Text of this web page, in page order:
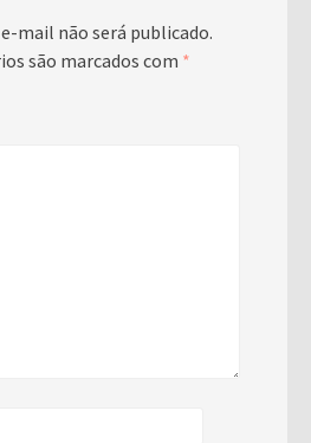
mail não será publicado.
são marcados com *